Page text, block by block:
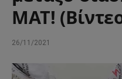
ΜΑΤ!
26/11/2021